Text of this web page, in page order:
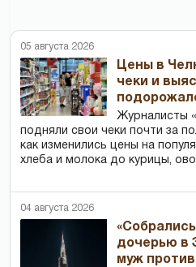
05 августа 2026
Цены в
чеки и
Журналисты
подняли свои чеки почти за
как изменились цены на
хлеба и молока до курицы,
04 августа 2026
дочерью в
муж